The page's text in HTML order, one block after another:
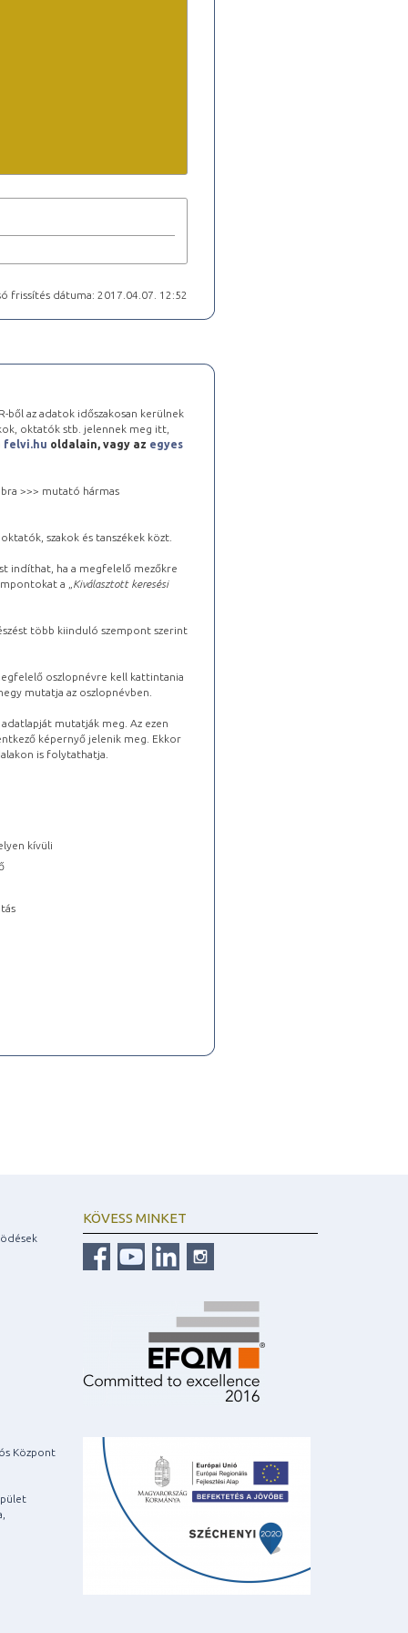
frissítés dátuma: 2017.04.07. 12:52
ből az adatok időszakosan kerülnek
oktatók stb. jelennek meg itt,
felvi.hu oldalain, vagy az egyes
>>> mutató hármas
szakok és tanszékek közt.
indíthat, ha a megfelelő mezőkre
a „ Kiválasztott keresési
több kiinduló szempont szerint
oszlopnévre kell kattintania
mutatja az oszlopnévben.
mutatják meg. Az ezen
képernyő jelenik meg. Ekkor
is folytathatja.
kívüli
Központ
KÖVESS MINKET